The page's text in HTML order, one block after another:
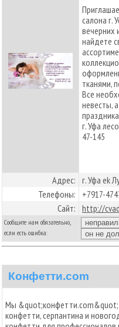
салона г.
вечерних
найдете
тканями,
Все
невесты,
г. Уфа
47-145
Адрес: г. Уфа ek
Телефоны:
+7917-
Сайт: http://
Сообщите нам обязательно,
если есть ошибка:
Конфетти.com
Мы &quot;конфетти.com&quot;
конфетти, серпантина и